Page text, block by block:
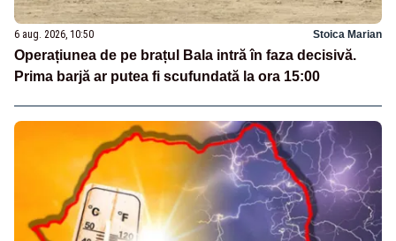
6 aug. 2026, 10:50 Stoica Marian
Operațiunea de pe brațul Bala intră în faza decisivă.
Prima barjă ar putea fi scufundată la ora 15:00